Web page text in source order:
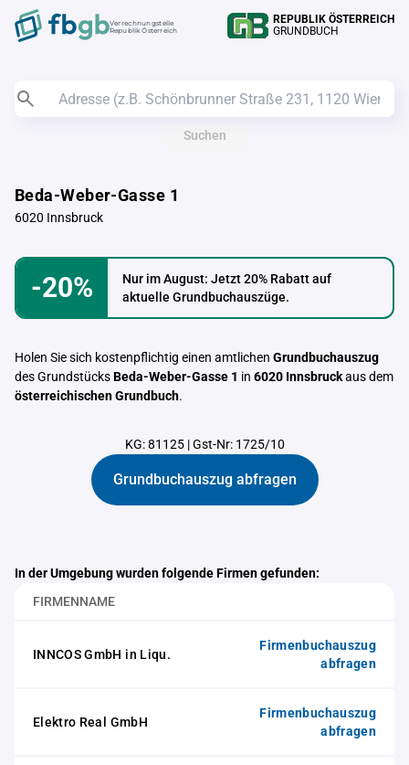
Verrechnungstelle
Republik Österreich
REPUBLIK ÖSTERREICH
GRUNDBUCH
Suchen
Beda-Weber-Gasse 1
6020 Innsbruck
-20%
Nur im August: Jetzt 20% Rabatt auf
aktuelle Grundbuchauszüge.
Holen Sie sich kostenpflichtig einen amtlichen Grundbuchauszug
des GrundstücksBeda-Weber-Gasse 1 in 6020 Innsbruckaus dem
österreichischen Grundbuch.
KG: 81125|Gst-Nr: 1725/10
Grundbuchauszug abfragen
In der Umgebung wurden folgende Firmen gefunden:
FIRMENNAME
INNCOS GmbH in Liqu.
Firmenbuchauszug
abfragen
Elektro Real GmbH
Firmenbuchauszug
abfragen